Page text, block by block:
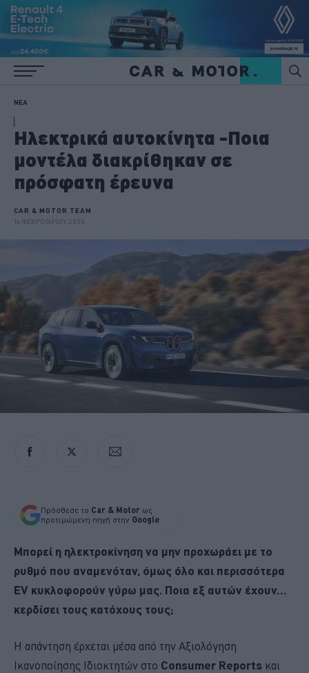
ΝΕΑ
Ηλεκτρικά αυτοκίνητα -Ποια
μοντέλα διακρίθηκαν σε
πρόσφατη έρευνα
CAR & MOTOR TEAM
14 ΦΕΒΡΟΥΑΡΙΟΥ 2026
Πρόσθεσε το Car & Motor ως
προτιμώμενη πηγή στην Google
Μπορεί η ηλεκτροκίνηση να μην προχωράει με το
ρυθμό που αναμενόταν, όμως όλο και περισσότερα
EV κυκλοφορούν γύρω μας. Ποια εξ αυτών έχουν…
κερδίσει τους κατόχους τους;
Η απάντηση έρχεται μέσα από την Αξιολόγηση
Ικανοποίησης Ιδιοκτητών στο Consumer Reports και